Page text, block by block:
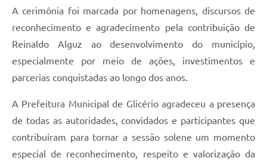
A cerimônia foi marcada por homenagens, discursos de
reconhecimento e agradecimento pela contribuição de
Reinaldo Alguz ao desenvolvimento do município,
especialmente por meio de ações, investimentos e
parcerias conquistadas ao longo dos anos.
A Prefeitura Municipal de Glicério agradeceu a presença
de todas as autoridades, convidados e participantes que
contribuíram para tornar a sessão solene um momento
especial de reconhecimento, respeito e valorização da